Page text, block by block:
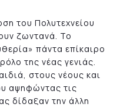
του Πολυτεχνείου
ζωντανά. Το
πάντα επίκαιρο
της νέας γενιάς.
στους νέους και
αψηφώντας τις
δίδαξαν την άλλη